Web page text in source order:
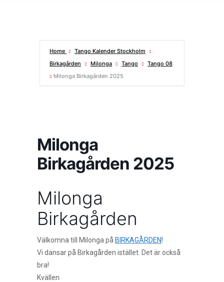
Home
Tango Kalender Stockholm
Birkagården
Milonga Tango
Tango 08
Milonga Birkagården 2025
Milonga
Birkagården 2025
Milonga
Birkagården
Välkomna till Milonga på BIRKAGÅRDEN!
Vi dansar på Birkagården istället. Det är också
bra!
Kvällen